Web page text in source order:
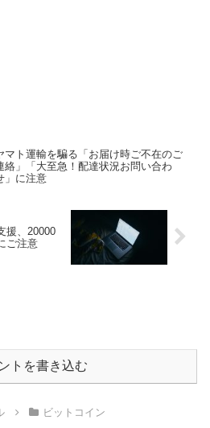
マト運輸を騙る「お届け時ご不在のご
絡」「大至急！配達状況お問い合わ
」に注意
援、20000
ご注意
トを書き込む
ビットコイン